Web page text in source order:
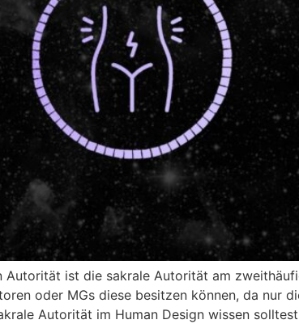
ist die sakrale Autorität am
oder MGs diese besitzen können, da nur
Autorität im Human Design wissen